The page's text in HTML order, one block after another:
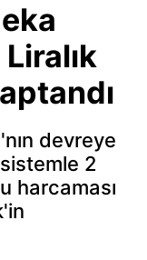
devreye
2
harcaması